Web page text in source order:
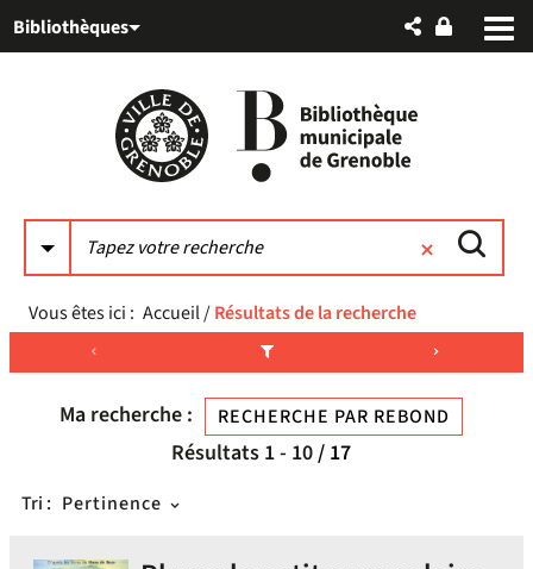
au
auBibliothèques
Vous êtes ici : Accueil/Résultats de la recherche
Ma recherche : RECHERCHE PAR REBOND
Résultats 1- 10/ 17
Tri : Pertinence